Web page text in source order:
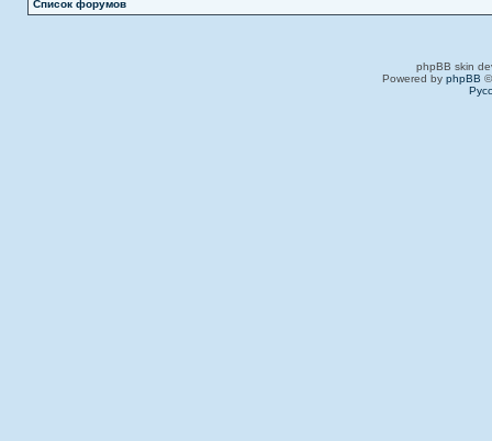
Список форумов
phpBB skin
Powered by phpBB